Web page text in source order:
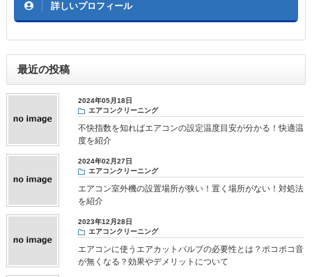
詳しいプロフィール
最近の投稿
2024年05月18日
エアコンクリーニング
不快指数を知ればエアコンの設定温度目安が分かる！快適温
度を紹介
2024年02月27日
エアコンクリーニング
エアコン室外機の設置場所が狭い！置く場所がない！対処法
を紹介
2023年12月28日
エアコンクリーニング
エアコンに使うエアカットバルブの必要性とは？ポコポコ音
が無くなる？効果やデメリットについて